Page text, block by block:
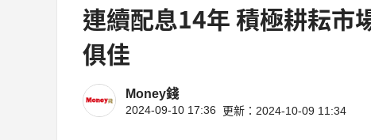
連續配息14年 積極耕耘市
俱佳
Money錢
2024-09-10 17:36 更新：2024-10-09 11:34